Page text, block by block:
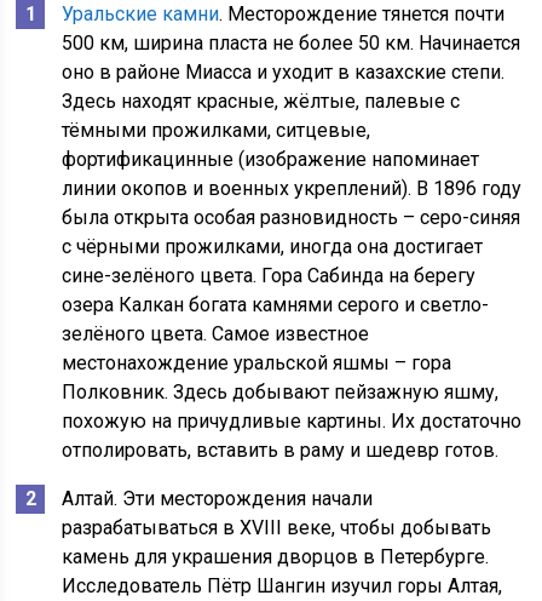
Уральские камни. Месторождение тянется почти
500 км, ширина пласта не более 50 км. Начинается
оно в районе Миасса и уходит в казахские степи.
Здесь находят красные, жёлтые, палевые с
тёмными прожилками, ситцевые,
фортификацинные (изображение напоминает
линии окопов и военных укреплений). В 1896 году
была открыта особая разновидность – серо-синяя
с чёрными прожилками, иногда она достигает
сине-зелёного цвета. Гора Сабинда на берегу
озера Калкан богата камнями серого и светло-
зелёного цвета. Самое известное
местонахождение уральской яшмы – гора
Полковник. Здесь добывают пейзажную яшму,
похожую на причудливые картины. Их достаточно
отполировать, вставить в раму и шедевр готов.
Алтай. Эти месторождения начали
разрабатываться в XVIII веке, чтобы добывать
камень для украшения дворцов в Петербурге.
Исследователь Пётр Шангин изучил горы Алтая,